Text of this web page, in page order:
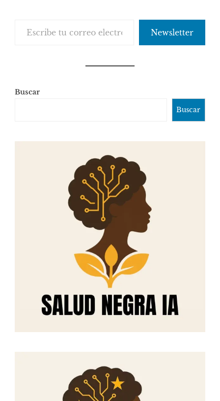
Newsletter
Buscar
Buscar